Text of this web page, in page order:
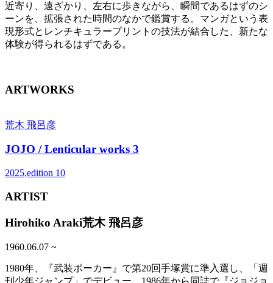
近寄り、遠ざかり、左右に歩きながら、瞬間であるはずのシ
ーンを、拡張された時間のなかで鑑賞する。マンガという表
現形式とレンチキュラープリントの技法が結合した、新たな
体験が得られるはずである。
ARTWORKS
荒木 飛呂彦
JOJO / Lenticular works 3
2025,edition 10
ARTIST
Hirohiko Araki荒木 飛呂彦
1960.06.07 ~
1980年、『武装ポーカー』で第20回手塚賞に準入選し、「週